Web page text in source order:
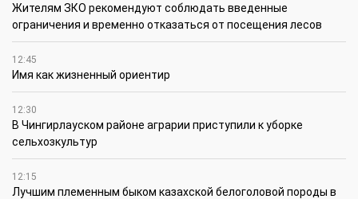
Жителям ЗКО рекомендуют соблюдать введенные
ограничения и временно отказаться от посещения лесов
12:45
Имя как жизненный ориентир
12:30
В Чингирлауском районе аграрии приступили к уборке
сельхозкультур
12:15
Лучшим племенным быком казахской белоголовой породы в